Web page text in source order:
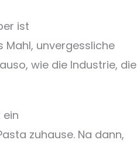
ist
Mahl, unvergessliche
wie die Industrie, die
zuhause. Na dann,